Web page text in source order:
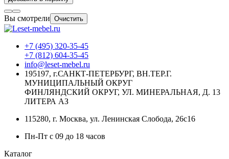
Вы смотрели Очистить
+7 (495) 320-35-45
+7 (812) 604-35-45
info@leset-mebel.ru
195197, г.САНКТ-ПЕТЕРБУРГ, ВН.ТЕР.Г.
МУНИЦИПАЛЬНЫЙ ОКРУГ
ФИНЛЯНДСКИЙ ОКРУГ, УЛ. МИНЕРАЛЬНАЯ, Д. 13
ЛИТЕРА АЗ
115280, г. Москва, ул. Ленинская Слобода, 26с16
Пн-Пт с 09 до 18 часов
Каталог